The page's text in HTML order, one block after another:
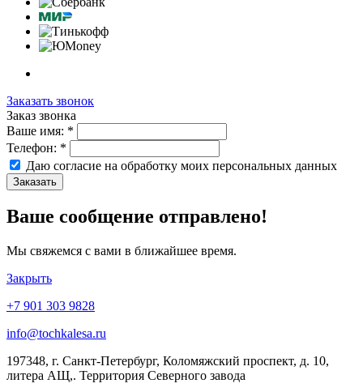
Заказать звонок
Заказ звонка
Ваше имя: *
Телефон: *
Даю согласие на обработку моих персональных данных
Заказать
Ваше сообщение отправлено!
Мы свяжемся с вами в ближайшее время.
Закрыть
+7 901 303 9828
info@tochkalesa.ru
197348, г. Санкт-Петербург, Коломяжский проспект, д. 10,
литера АЩ,. Территория Северного завода